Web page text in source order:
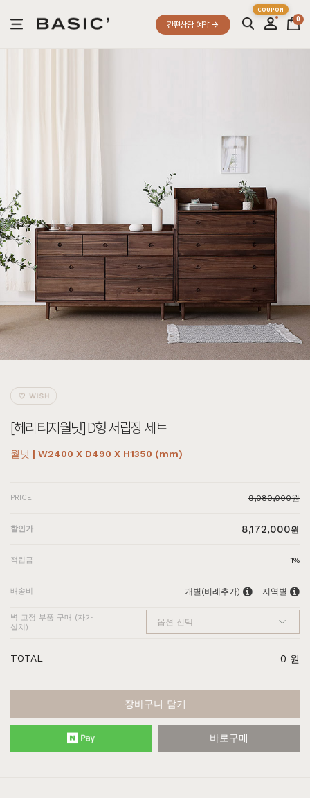
간편상담 예약
0
[헤리티지월넛] D형 서랍장 세트
월넛 | W2400 X D490 X H1350 (mm)
PRICE 9,080,000원
할인가 8,172,000원
적립금 1%
배송비 개별(비례추가) 지역별
벽 고정 부품 구매 (자가
설치)
TOTAL 0 원
장바구니 담기
바로구매